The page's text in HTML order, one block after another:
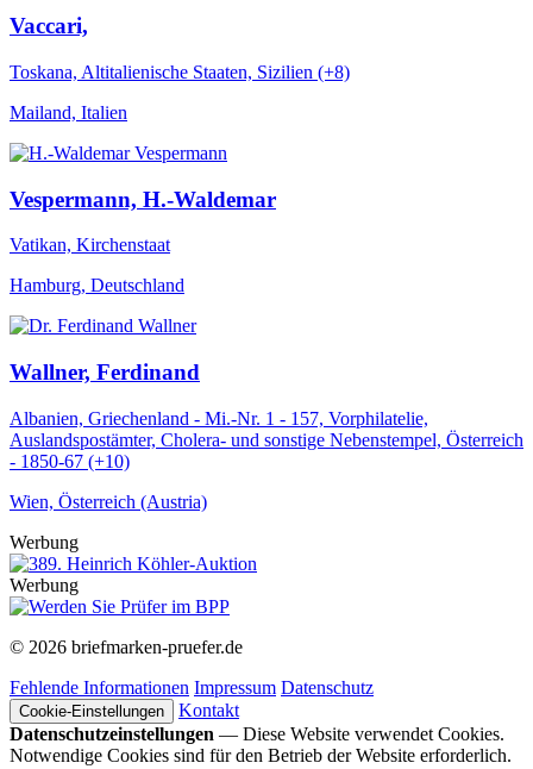
Vaccari,
Toskana, Altitalienische Staaten, Sizilien (+8)
Mailand, Italien
Vespermann, H.-Waldemar
Vatikan, Kirchenstaat
Hamburg, Deutschland
Wallner, Ferdinand
Albanien, Griechenland - Mi.-Nr. 1 - 157, Vorphilatelie,
Auslandspostämter, Cholera- und sonstige Nebenstempel, Österreich
- 1850-67 (+10)
Wien, Österreich (Austria)
Werbung
Werbung
© 2026 briefmarken-pruefer.de
Fehlende Informationen Impressum Datenschutz
Cookie-Einstellungen
Kontakt
Datenschutzeinstellungen — Diese Website verwendet Cookies.
Notwendige Cookies sind für den Betrieb der Website erforderlich.